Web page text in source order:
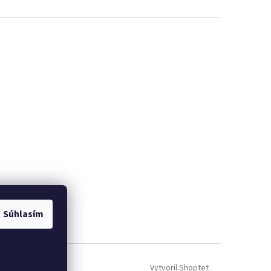
Súhlasím
údajov GDRP ]
Vytvoril Shoptet